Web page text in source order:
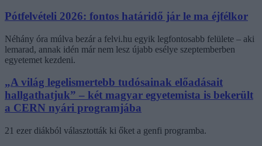
Pótfelvételi 2026: fontos határidő jár le ma éjfélkor
Néhány óra múlva bezár a felvi.hu egyik legfontosabb felülete – aki
lemarad, annak idén már nem lesz újabb esélye szeptemberben
egyetemet kezdeni.
„A világ legelismertebb tudósainak előadásait
hallgathatjuk” – két magyar egyetemista is bekerült
a CERN nyári programjába
21 ezer diákból választották ki őket a genfi programba.